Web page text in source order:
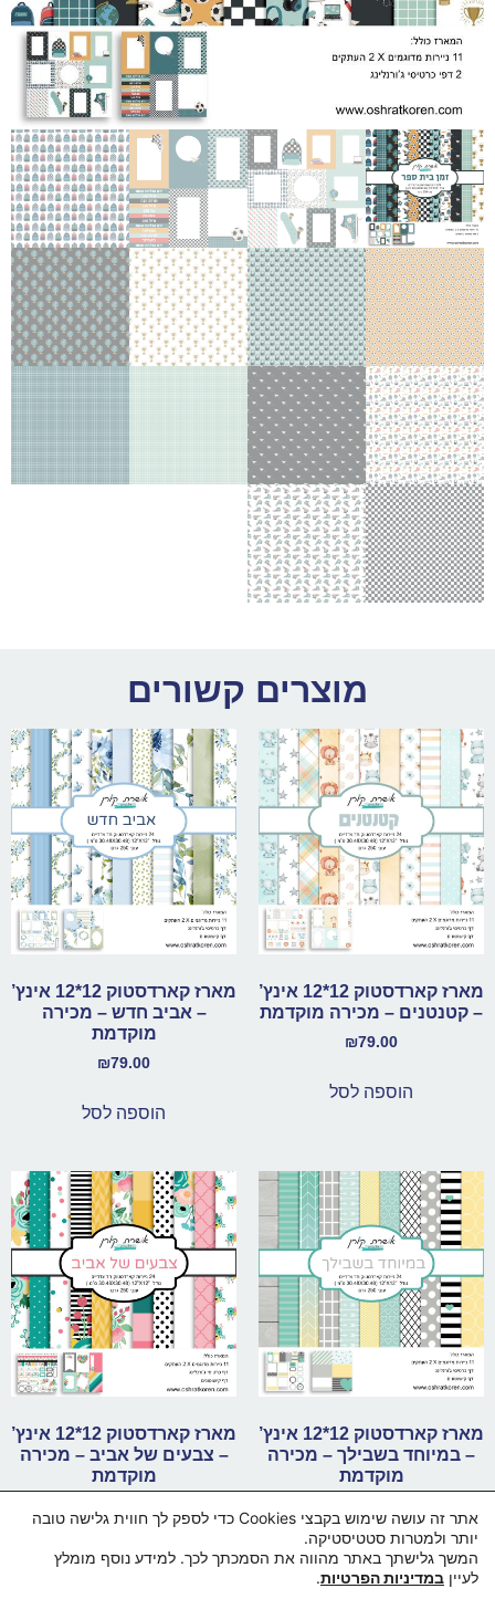
מוצרים קשורים
מארז קארדסטוק 12*12 אינץ’
– קטנטנים – מכירה מוקדמת
₪79.00
הוספה לסל
מארז קארדסטוק 12*12 אינץ’
– אביב חדש – מכירה
מוקדמת
₪79.00
הוספה לסל
מארז קארדסטוק 12*12 אינץ’
– במיוחד בשבילך – מכירה
מוקדמת
הוספה לסל
מארז קארדסטוק 12*12 אינץ’
– צבעים של אביב – מכירה
מוקדמת
הוספה לסל
אתר זה עושה שימוש בקבצי Cookies כדי לספק לך חווית גלישה טובה
יותר ולמטרות סטטיסטיקה.
המשך גלישתך באתר מהווה את הסמכתך לכך. למידע נוסף מומלץ
לעיין במדיניות הפרטיות.